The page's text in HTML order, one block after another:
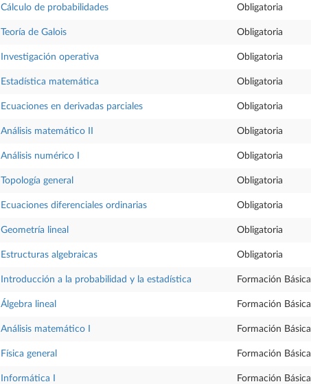
Cálculo de probabilidades Obligatoria
Teoría de Galois Obligatoria
Investigación operativa Obligatoria
Estadística matemática Obligatoria
Ecuaciones en derivadas parciales Obligatoria
Análisis matemático II Obligatoria
Análisis numérico I Obligatoria
Topología general Obligatoria
Ecuaciones diferenciales ordinarias Obligatoria
Geometría lineal Obligatoria
Estructuras algebraicas Obligatoria
Introducción a la probabilidad y la estadística Formación Básica
Álgebra lineal Formación Básica
Análisis matemático I Formación Básica
Física general Formación Básica
Informática I Formación Básica